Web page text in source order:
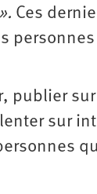
Ces
publier
sur